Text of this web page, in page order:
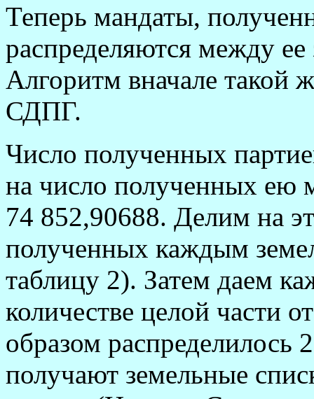
Теперь мандаты,
распределяются между
Алгоритм вначале такой
СДПГ.
Число полученных
на число полученных ею
74 852,90688. Делим на
полученных каждым
таблицу 2). Затем даем
количестве целой части
образом распределилось
получают земельные